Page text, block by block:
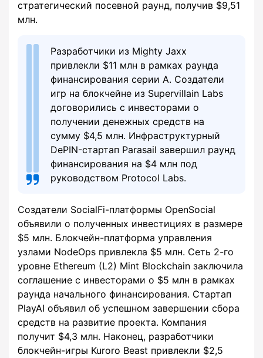
стратегический посевной раунд, получив $9,51
млн.
Разработчики из Mighty Jaxx
привлекли $11 млн в рамках раунда
финансирования серии A. Создатели
игр на блокчейне из Supervillain Labs
договорились с инвесторами о
получении денежных средств на
сумму $4,5 млн. Инфраструктурный
DePIN-стартап Parasail завершил раунд
финансирования на $4 млн под
руководством Protocol Labs.
Создатели SocialFi-платформы OpenSocial
объявили о полученных инвестициях в размере
$5 млн. Блокчейн-платформа управления
узлами NodeOps привлекла $5 млн. Сеть 2-го
уровне Ethereum (L2) Mint Blockchain заключила
соглашение с инвесторами о $5 млн в рамках
раунда начального финансирования. Стартап
PlayAI объявил об успешном завершении сбора
средств на развитие проекта. Компания
получит $4,3 млн. Наконец, разработчики
блокчейн-игры Kuroro Beast привлекли $2,5